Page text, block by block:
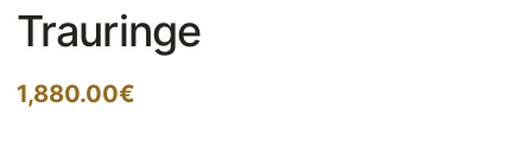
Trauringe
1,880.00€